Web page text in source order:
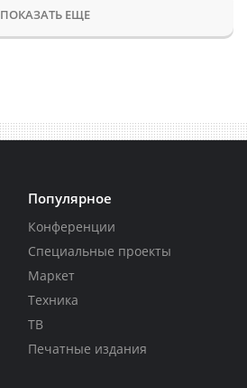
ПОКАЗАТЬ ЕЩЕ
Популярное
Конференции
Специальные проекты
Маркет
Техника
ТВ
Печатные издания